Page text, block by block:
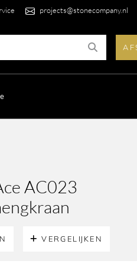
projects@stonecompany.nl
AC023
VERGELIJKEN